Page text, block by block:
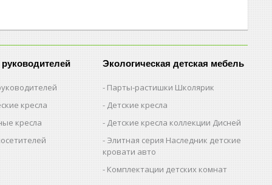
кресла
кресла
Экологическая детская мебель
Парты-растишки Школярик
Детские кресла
Детские кресла коллекции Дисней
Элитная серия Наследник детские
кровати авто
Комплектации детских комнат